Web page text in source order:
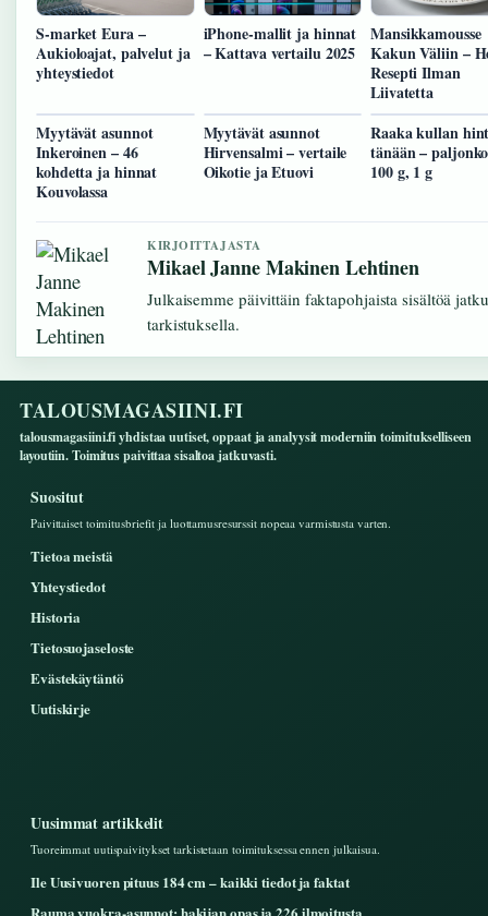
S-market Eura –
Aukioloajat, palvelut ja
yhteystiedot
iPhone-mallit ja hinnat
– Kattava vertailu 2025
Mansikkamousse
Kakun Väliin –
Resepti Ilman
Liivatetta
Myytävät asunnot
Inkeroinen – 46
kohdetta ja hinnat
Kouvolassa
Myytävät asunnot
Hirvensalmi – vertaile
Oikotie ja Etuovi
Raaka kullan
tänään –
100 g, 1 g
KIRJOITTAJASTA
Mikael Janne Makinen Lehtinen
Julkaisemme päivittäin faktapohjaista sisältöä
tarkistuksella.
TALOUSMAGASIINI.FI
talousmagasiini.fi yhdistaa uutiset, oppaat ja analyysit moderniin toimitukselliseen
layoutiin. Toimitus paivittaa sisaltoa jatkuvasti.
Suositut
Paivittaiset toimitusbriefit ja luottamusresurssit nopeaa varmistusta varten.
Tietoa meistä
Yhteystiedot
Historia
Tietosuojaseloste
Evästekäytäntö
Uutiskirje
Uusimmat artikkelit
Tuoreimmat uutispaivitykset tarkistetaan toimituksessa ennen julkaisua.
Ile Uusivuoren pituus 184 cm – kaikki tiedot ja faktat